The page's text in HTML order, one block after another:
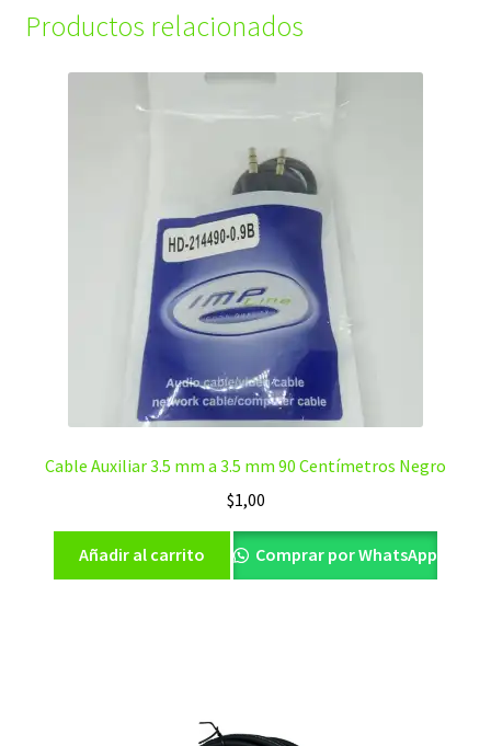
Productos relacionados
Cable Auxiliar 3.5 mm a 3.5 mm 90 Centímetros Negro
$1,00
Añadir al carrito Comprar por WhatsApp